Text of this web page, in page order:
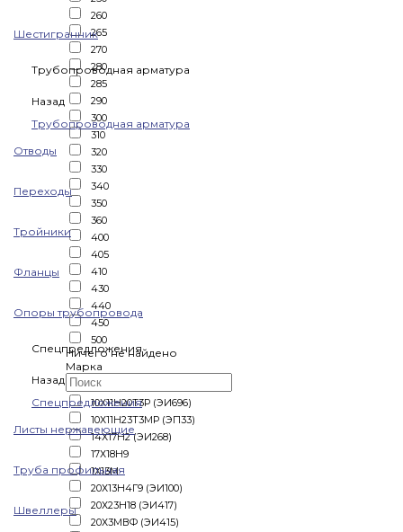
Шестигранник
Трубопроводная арматура
Назад
Трубопроводная арматура
Отводы
Переходы
Тройники
Фланцы
Опоры трубопровода
Спецпредложения
Назад
Спецпредложения
Листы нержавеющие
Труба профильная
Швеллеры
260
265
270
280
285
290
300
310
320
330
340
350
360
400
405
410
430
440
450
500
Ничего не найдено
Марка
10Х11Н20Т3Р (ЭИ696)
10Х11Н23Т3МР (ЭП33)
14Х17Н2 (ЭИ268)
17Х18Н9
1Х13М
20Х13Н4Г9 (ЭИ100)
20Х23Н18 (ЭИ417)
20Х3МВФ (ЭИ415)